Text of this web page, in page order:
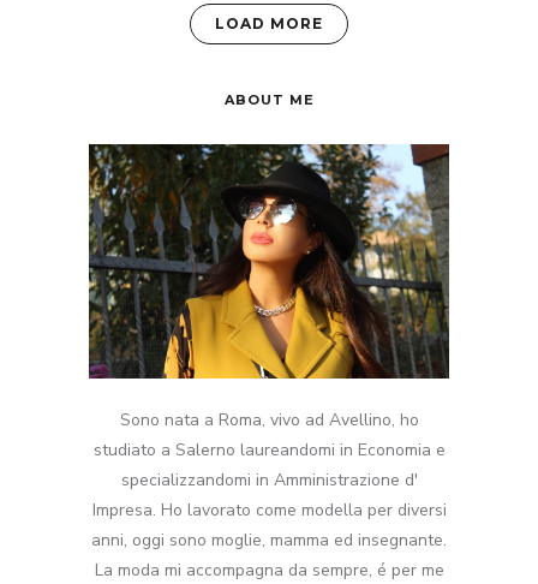
LOAD MORE
ABOUT ME
Sono nata a Roma, vivo ad Avellino, ho
studiato a Salerno laureandomi in Economia e
specializzandomi in Amministrazione d'
Impresa. Ho lavorato come modella per diversi
anni, oggi sono moglie, mamma ed insegnante.
La moda mi accompagna da sempre, é per me